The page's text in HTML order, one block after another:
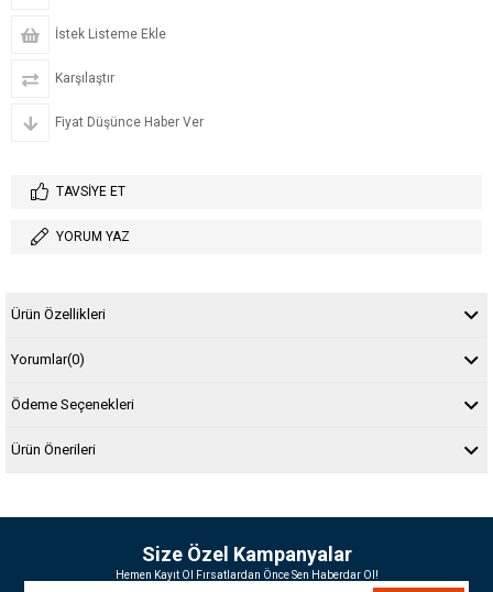
İstek Listeme Ekle
Karşılaştır
Fiyat Düşünce Haber Ver
TAVSIYE ET
YORUM YAZ
Ürün Özellikleri
Yorumlar(0)
Ödeme Seçenekleri
Ürün Önerileri
Size Özel Kampanyalar
Hemen Kayıt Ol Fırsatlardan Önce Sen Haberdar Ol!